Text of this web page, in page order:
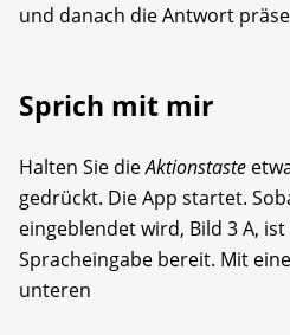
und danach die Antwort
Sprich mit mir
Halten Sie dieAktionstaste
gedrückt. Die App startet.
eingeblendet wird, Bild 3 A,
Spracheingabe bereit. Mit
unteren